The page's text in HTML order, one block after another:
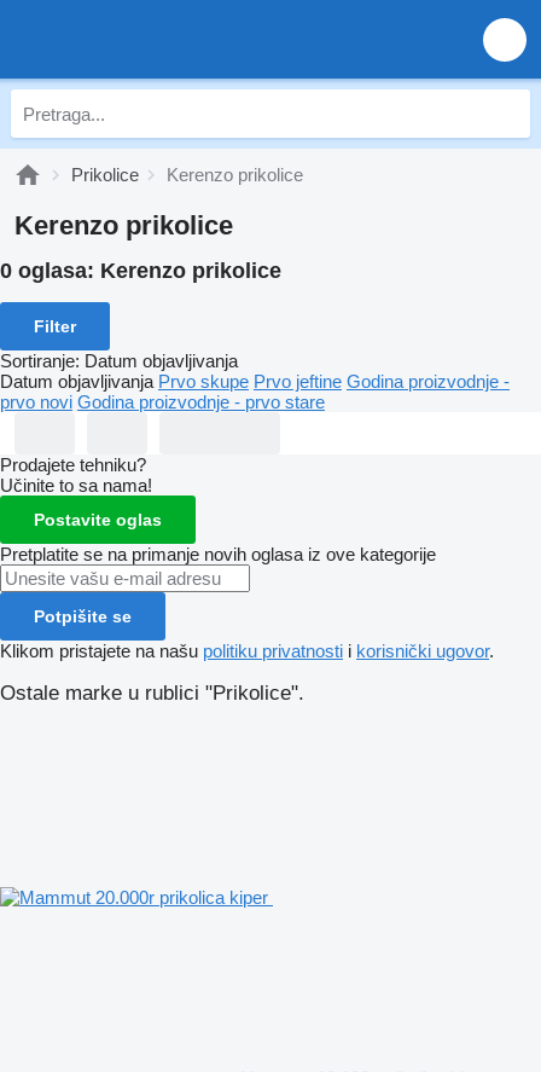
Prikolice Kerenzo prikolice
Kerenzo prikolice
0 oglasa: Kerenzo prikolice
Filter
Sortiranje: Datum objavljivanja
Datum objavljivanja Prvo skupe Prvo jeftine Godina proizvodnje -
prvo novi Godina proizvodnje - prvo stare
Prodajete tehniku?
Učinite to sa nama!
Postavite oglas
Pretplatite se na primanje novih oglasa iz ove kategorije
Potpišite se
Klikom pristajete na našu politiku privatnosti i korisnički ugovor.
Ostale marke u rublici "Prikolice".